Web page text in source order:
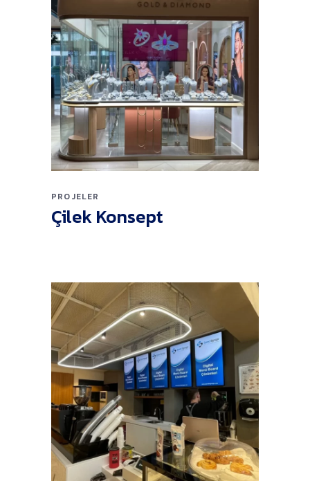
PROJELER
Çilek Konsept